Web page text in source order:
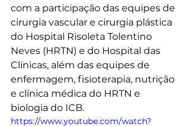
com a participação das equipes de
cirurgia vascular e cirurgia plástica
do Hospital Risoleta Tolentino
Neves (HRTN) e do Hospital das
Clínicas, além das equipes de
enfermagem, fisioterapia, nutrição
e clínica médica do HRTN e
biologia do ICB.
https://www.youtube.com/watch?